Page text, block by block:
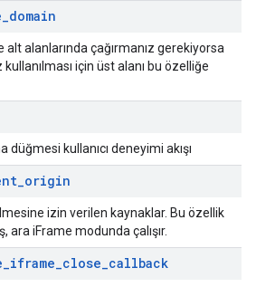
_domain
alanlarında çağırmanız gerekiyorsa
için üst alanı bu özelliğe
kullanıcı deneyimi akışı
_origin
izin verilen kaynaklar. Bu özellik
ara iFrame modunda çalışır.
_iframe_close_callback